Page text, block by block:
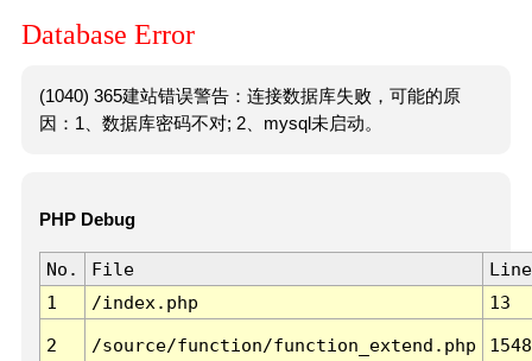
Database Error
(1040) 365建站错误警告：连接数据库失败，可能的原
因：1、数据库密码不对; 2、mysql未启动。
PHP Debug
No. File
Line
1
/index.php 13
2 /source/function/function_extend.php 1548